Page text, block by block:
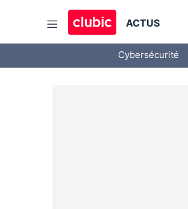
ACTUS
Cybersécurité